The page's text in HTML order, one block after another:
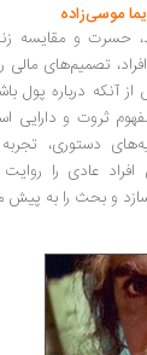
و مقایسه زندگی
مالی را
پول باشد،
و دارایی است...
تجربه زندگی
عادی را روایت
را به پیش می‌راند